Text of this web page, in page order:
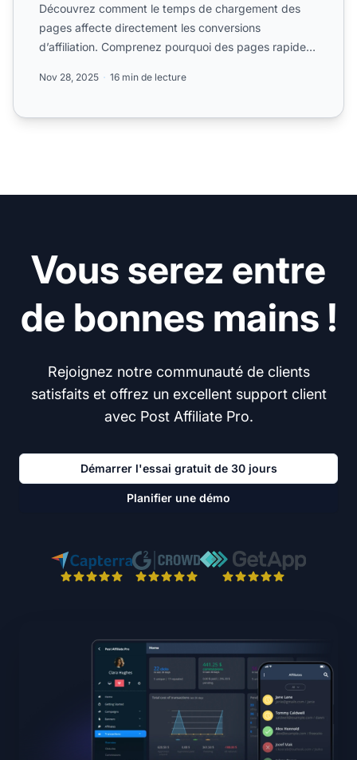
Découvrez comment le temps de chargement des
pages affecte directement les conversions
d’affiliation. Comprenez pourquoi des pages rapides
Nov 28, 2025 16 min de lecture
Vous serez entre
de bonnes mains !
Rejoignez notre communauté de clients
satisfaits et offrez un excellent support client
avec Post Affiliate Pro.
Démarrer l'essai gratuit de 30 jours
Planifier une démo